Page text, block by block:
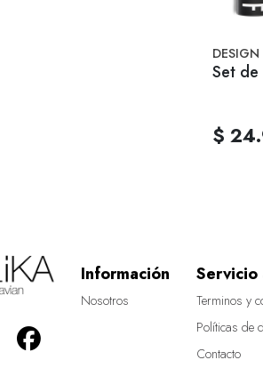
DESIGN
Set
$
Información
Nosotros
Servicio
Terminos y
Políticas de
Contacto